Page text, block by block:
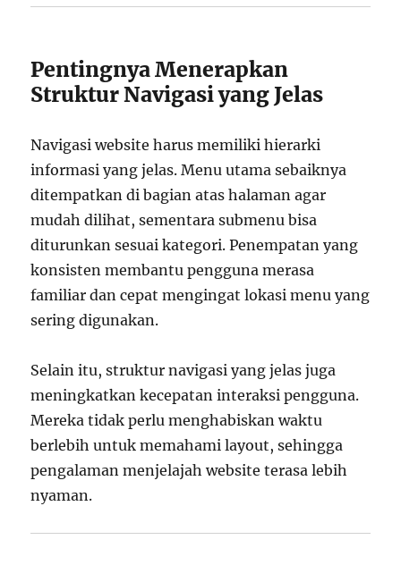
Pentingnya Menerapkan
Struktur Navigasi yang Jelas
Navigasi website harus memiliki hierarki
informasi yang jelas. Menu utama sebaiknya
ditempatkan di bagian atas halaman agar
mudah dilihat, sementara submenu bisa
diturunkan sesuai kategori. Penempatan yang
konsisten membantu pengguna merasa
familiar dan cepat mengingat lokasi menu yang
sering digunakan.
Selain itu, struktur navigasi yang jelas juga
meningkatkan kecepatan interaksi pengguna.
Mereka tidak perlu menghabiskan waktu
berlebih untuk memahami layout, sehingga
pengalaman menjelajah website terasa lebih
nyaman.